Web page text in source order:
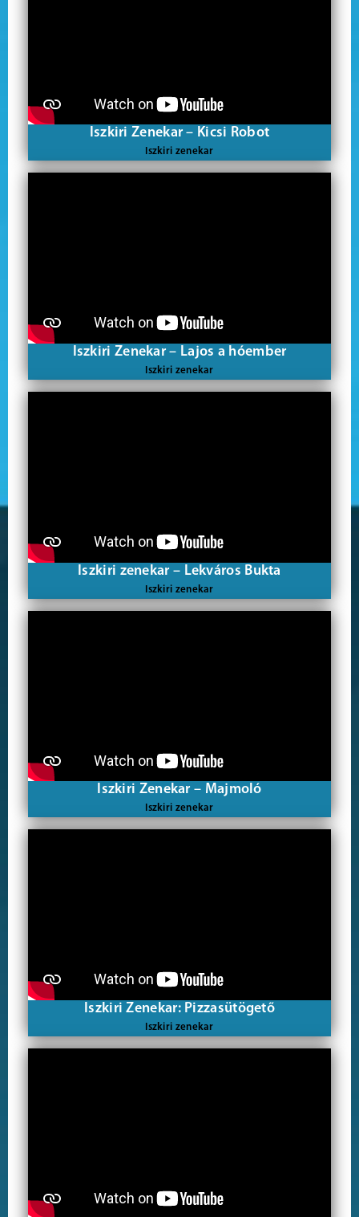
Iszkiri Zenekar – Kicsi Robot
Iszkiri zenekar
Iszkiri Zenekar – Lajos a hóember
Iszkiri zenekar
Iszkiri zenekar – Lekváros Bukta
Iszkiri zenekar
Iszkiri Zenekar – Majmoló
Iszkiri zenekar
Iszkiri Zenekar: Pizzasütögető
Iszkiri zenekar